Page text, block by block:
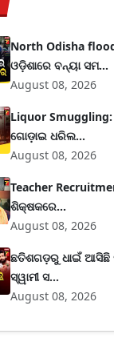
North Odisha
ଓଡ଼ିଶାରେ ବନ୍ୟା ସମ...
August 08, 2026
Liquor
ଗୋଡ଼ାଇ ଧରିଲ...
August 08, 2026
Teacher
ଶିକ୍ଷକରେ...
August 08, 2026
ଛତିଶଗଡ଼ରୁ ଧାଇଁ ଆସିଛି
ସ୍ୱାମୀ ସ...
August 08, 2026